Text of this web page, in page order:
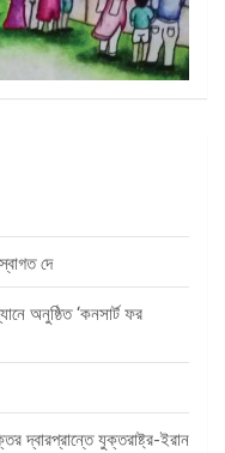
দে
অনুষ্ঠিত ‘কনসার্ট ফর
দ্বারপ্রান্তে যুক্তরাষ্ট্র-ইরান